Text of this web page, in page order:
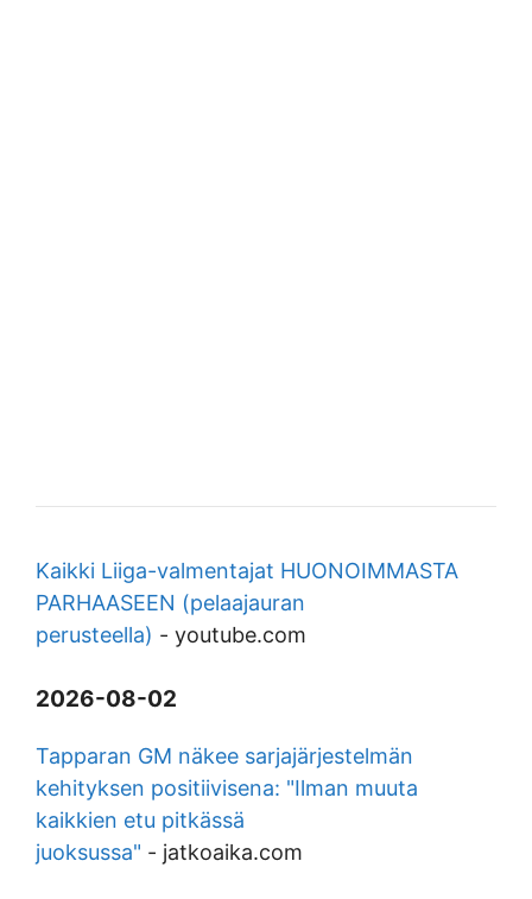
Kaikki Liiga-valmentajat HUONOIMMASTA
PARHAASEEN (pelaajauran
perusteella) - youtube.com
2026-08-02
Tapparan GM näkee sarjajärjestelmän
kehityksen positiivisena: "Ilman muuta
kaikkien etu pitkässä
juoksussa" - jatkoaika.com